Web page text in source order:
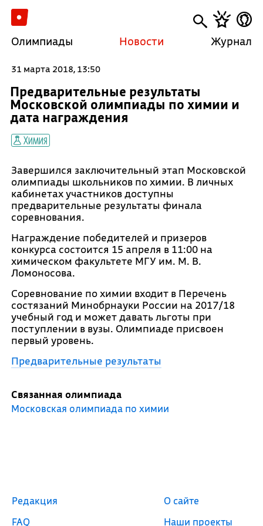
Олимпиады Новости Журнал
31 марта 2018, 13:50
Предварительные результаты
Московской олимпиады по химии и
дата награждения
Химия
Завершился заключительный этап Московской
олимпиады школьников по химии. В личных
кабинетах участников доступны
предварительные результаты финала
соревнования.
Награждение победителей и призеров
конкурса состоится 15 апреля в 11:00 на
химическом факультете МГУ им. М. В.
Ломоносова.
Соревнование по химии входит в Перечень
состязаний Минобрнауки России на 2017/18
учебный год и может давать льготы при
поступлении в вузы. Олимпиаде присвоен
первый уровень.
Предварительные результаты
Связанная олимпиада
Московская олимпиада по химии
Редакция
FAQ
О сайте
Наши проекты